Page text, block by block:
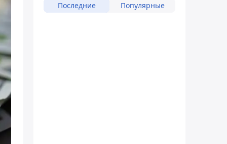
Последние Популярные